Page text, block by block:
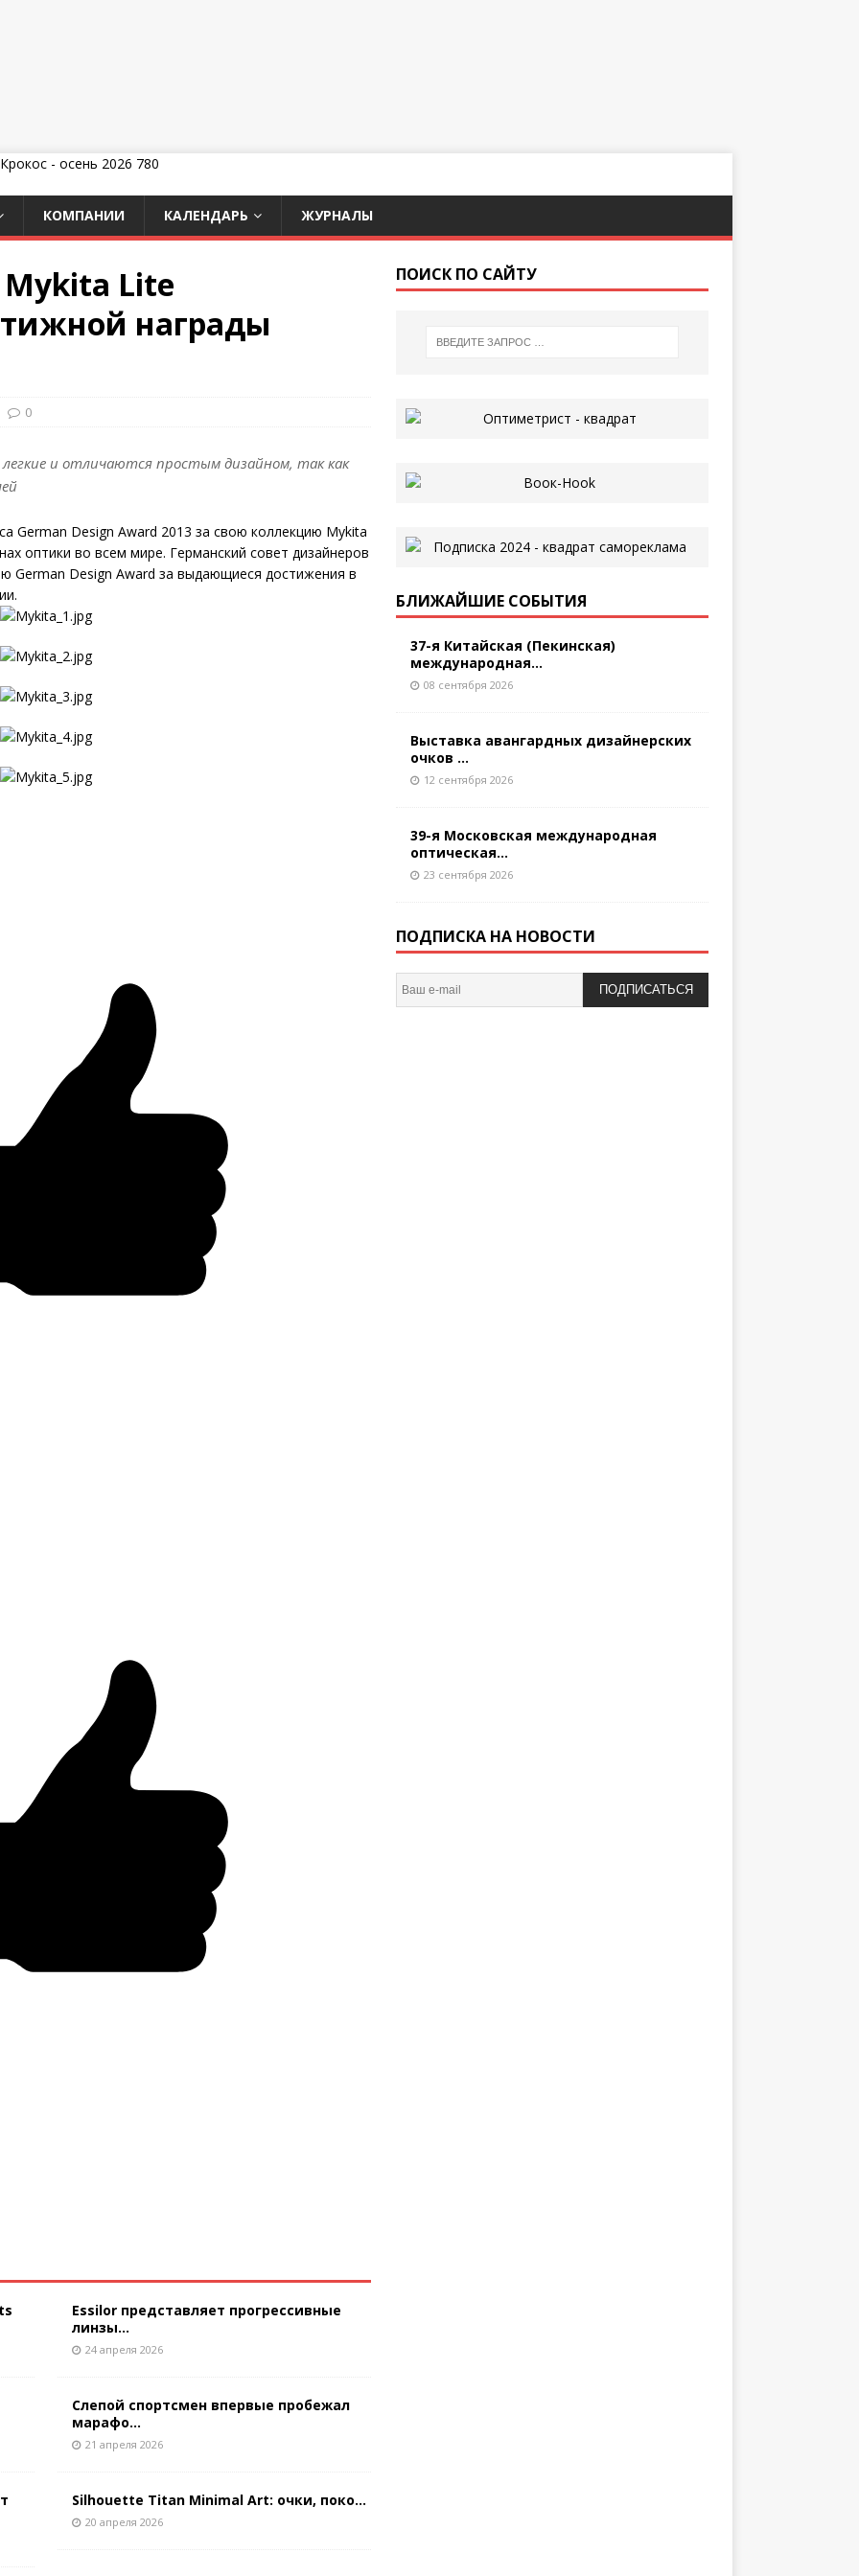
КОМПАНИИ КАЛЕНДАРЬ ЖУРНАЛЫ
Lite
награды
0
легкие и отличаются простым дизайном, так как
German Design Award 2013 за свою коллекцию Mykita
оптики во всем мире. Германский совет дизайнеров
German Design Award за выдающиеся достижения в
Essilor представляет прогрессивные
линзы...
24 апреля 2026
Слепой спортсмен впервые пробежал
марафо...
21 апреля 2026
Silhouette Titan Minimal Art: очки, поко...
20 апреля 2026
ПОИСК ПО САЙТУ
БЛИЖАЙШИЕ СОБЫТИЯ
37-я Китайская (Пекинская)
международная...
08 сентября 2026
Выставка авангардных дизайнерских
очков ...
12 сентября 2026
39-я Московская международная
оптическая...
23 сентября 2026
ПОДПИСКА НА НОВОСТИ
ПОДПИСАТЬСЯ